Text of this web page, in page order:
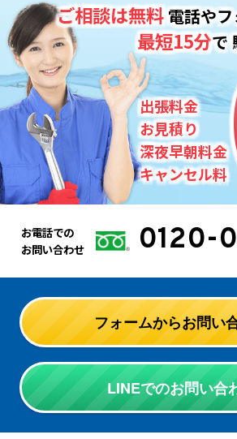
出張料金
お見積り
深夜早朝料金
キャンセル料
ご相談は無料電話やフ
最短15分で
お電話での
お問い合わせ
0120-
フォームからお問い
LINEでのお問い合